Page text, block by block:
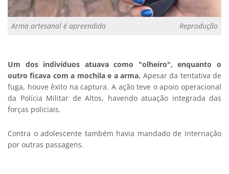
Arma artesanal é apreendida Reprodução
Um dos indivíduos atuava como "olheiro", enquanto o
outro ficava com a mochila e a arma. Apesar da tentativa de
fuga, houve êxito na captura. A ação teve o apoio operacional
da Polícia Militar de Altos, havendo atuação integrada das
forças policiais.
Contra o adolescente também havia mandado de internação
por outras passagens.